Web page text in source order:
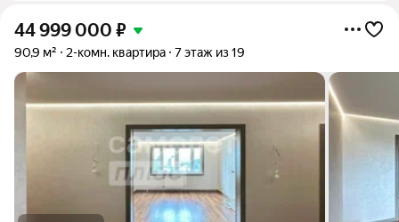
44 999 000 ₽
90,9 м² 2-комн. квартира 7 этаж из 19